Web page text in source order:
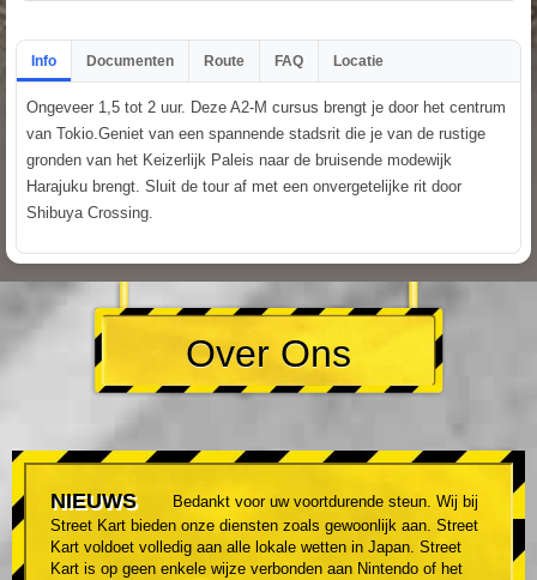
Info Documenten Route FAQ Locatie
Ongeveer 1,5 tot 2 uur. Deze A2-M cursus brengt je door het centrum
van Tokio.Geniet van een spannende stadsrit die je van de rustige
gronden van het Keizerlijk Paleis naar de bruisende modewijk
Harajuku brengt. Sluit de tour af met een onvergetelijke rit door
Shibuya Crossing.
Over Ons
NIEUWS
Bedankt voor uw voortdurende steun. Wij bij
Street Kart bieden onze diensten zoals gewoonlijk aan. Street
Kart voldoet volledig aan alle lokale wetten in Japan. Street
Kart is op geen enkele wijze verbonden aan Nintendo of het